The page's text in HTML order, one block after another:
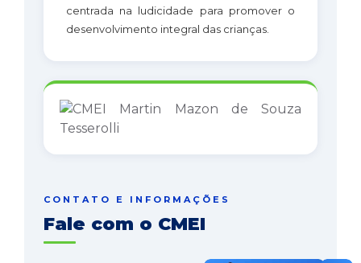
centrada na ludicidade para promover o
desenvolvimento integral das crianças.
CONTATO E INFORMAÇÕES
Fale com o CMEI